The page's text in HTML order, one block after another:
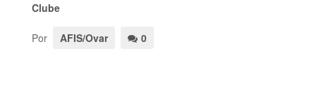
Clube
Por AFIS/Ovar 0